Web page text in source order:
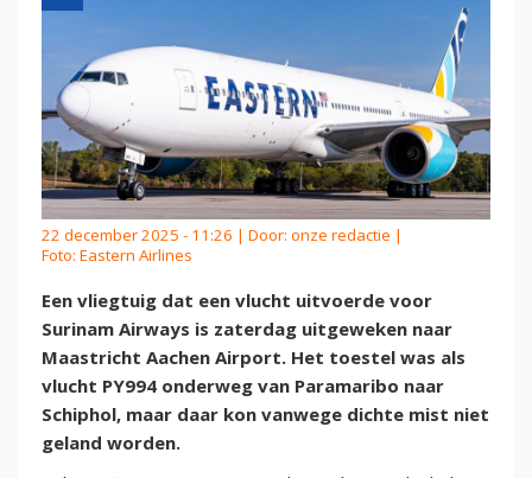
22 december 2025 - 11:26 | Door: onze redactie |
Foto: Eastern Airlines
Een vliegtuig dat een vlucht uitvoerde voor
Surinam Airways is zaterdag uitgeweken naar
Maastricht Aachen Airport. Het toestel was als
vlucht PY994 onderweg van Paramaribo naar
Schiphol, maar daar kon vanwege dichte mist niet
geland worden.